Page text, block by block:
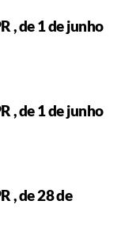
, de 1 de junho
, de 1 de junho
, de 28 de